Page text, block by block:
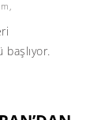
,
başlıyor.